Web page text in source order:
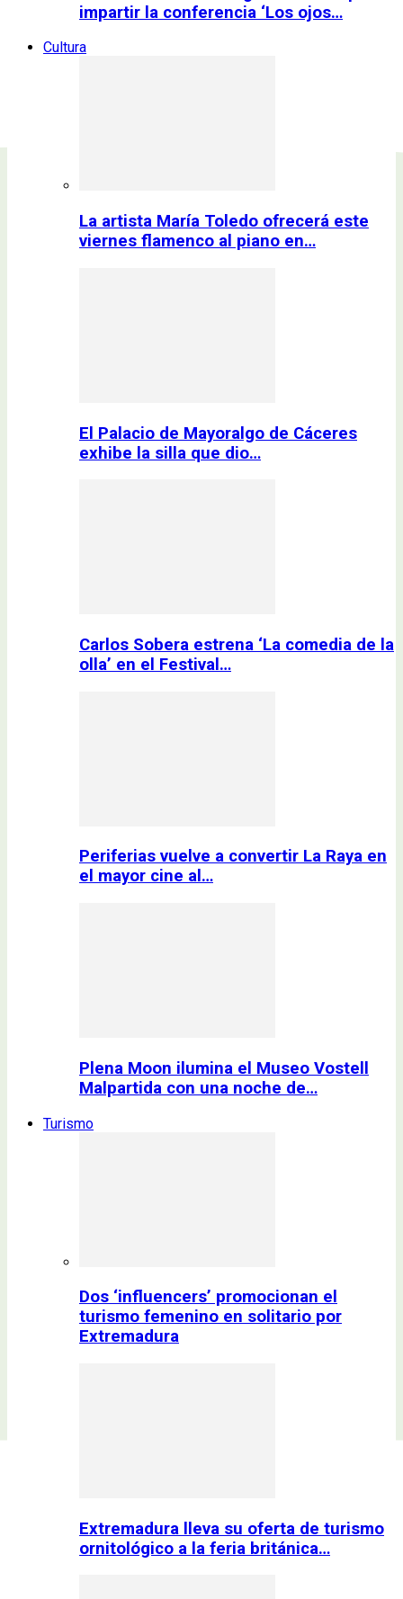
impartir la conferencia ‘Los ojos…
Cultura
La artista María Toledo ofrecerá este
viernes flamenco al piano en…
El Palacio de Mayoralgo de Cáceres
exhibe la silla que dio…
Carlos Sobera estrena ‘La comedia de la
olla’ en el Festival…
Periferias vuelve a convertir La Raya en
el mayor cine al…
Plena Moon ilumina el Museo Vostell
Malpartida con una noche de…
Turismo
Dos ‘influencers’ promocionan el
turismo femenino en solitario por
Extremadura
Extremadura lleva su oferta de turismo
ornitológico a la feria británica…